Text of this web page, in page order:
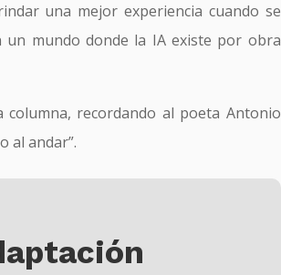
una mejor experiencia cuando se
un mundo donde la IA existe por obra
recordando al poeta Antonio
al andar”.